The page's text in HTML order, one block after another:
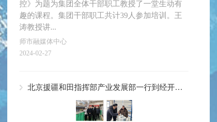
控》为题为集团全体干部职工教授了一堂生动有
趣的课程。集团干部职工共计39人参加培训。王
涛教授讲...
师市融媒体中心
2024-02-27
北京援疆和田指挥部产业发展部一行到经开区调研